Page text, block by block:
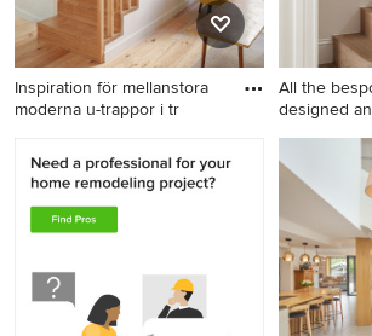
Inspiration för mellanstora
moderna u-trappor i tr
Inspiration för mellanstora
moderna u-trappor i trä, med
sättsteg i trä och räcke i trä
All the
designed
Inredning
trappa